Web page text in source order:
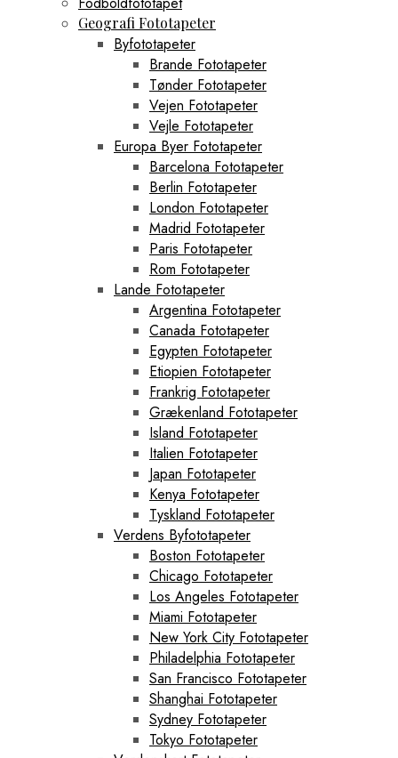
Geografi Fototapeter
Byfototapeter
Brande Fototapeter
Tønder Fototapeter
Vejen Fototapeter
Vejle Fototapeter
Europa Byer Fototapeter
Barcelona Fototapeter
Berlin Fototapeter
London Fototapeter
Madrid Fototapeter
Paris Fototapeter
Rom Fototapeter
Lande Fototapeter
Argentina Fototapeter
Canada Fototapeter
Egypten Fototapeter
Etiopien Fototapeter
Frankrig Fototapeter
Grækenland Fototapeter
Island Fototapeter
Italien Fototapeter
Japan Fototapeter
Kenya Fototapeter
Tyskland Fototapeter
Verdens Byfototapeter
Boston Fototapeter
Chicago Fototapeter
Los Angeles Fototapeter
Miami Fototapeter
New York City Fototapeter
Philadelphia Fototapeter
San Francisco Fototapeter
Shanghai Fototapeter
Sydney Fototapeter
Tokyo Fototapeter